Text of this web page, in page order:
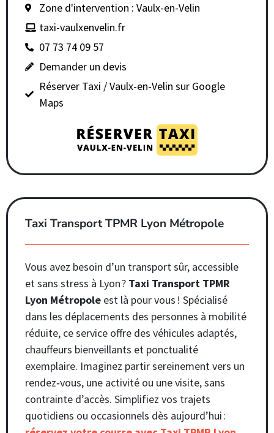
Zone d'intervention : Vaulx-en-Velin
taxi-vaulxenvelin.fr
07 73 74 09 57
Demander un devis
Réserver Taxi / Vaulx-en-Velin sur Google
Maps
Taxi Transport TPMR Lyon Métropole
Vous avez besoin d’un transport sûr, accessible
et sans stress à Lyon ? Taxi Transport TPMR
Lyon Métropole est là pour vous ! Spécialisé
dans les déplacements des personnes à mobilité
réduite, ce service offre des véhicules adaptés,
chauffeurs bienveillants et ponctualité
exemplaire. Imaginez partir sereinement vers un
rendez‑vous, une activité ou une visite, sans
contrainte d’accès. Simplifiez vos trajets
quotidiens ou occasionnels dès aujourd’hui :